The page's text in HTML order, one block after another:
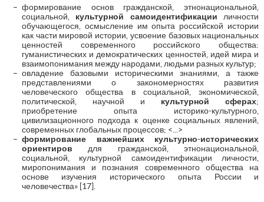
формирование основ гражданской, этнонациональной,
социальной, культурной самоидентификации личности
обучающегося, осмысление им опыта российской истории
как части мировой истории, усвоение базовых национальных
ценностей современного российского общества:
гуманистических и демократических ценностей, идей мира и
взаимопонимания между народами, людьми разных культур;
овладение базовыми историческими знаниями, а также
представлениями о закономерностях развития
человеческого общества в социальной, экономической,
политической, научной и культурной сферах;
приобретение опыта историко-культурного,
цивилизационного подхода к оценке социальных явлений,
современных глобальных процессов; <...>
формирование важнейших культурно-исторических
ориентиров для гражданской, этнонациональной,
социальной, культурной самоидентификации личности,
миропонимания и познания современного общества на
основе изучения исторического опыта России и
человечества» [17].